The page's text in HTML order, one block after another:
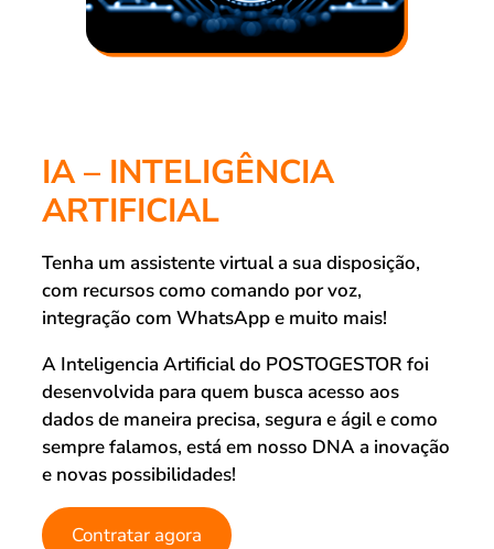
IA – INTELIGÊNCIA
ARTIFICIAL
Tenha um assistente virtual a sua disposição,
com recursos como comando por voz,
integração com WhatsApp e muito mais!
A Inteligencia Artificial do POSTOGESTOR foi
desenvolvida para quem busca acesso aos
dados de maneira precisa, segura e ágil e como
sempre falamos, está em nosso DNA a inovação
e novas possibilidades!
Contratar agora